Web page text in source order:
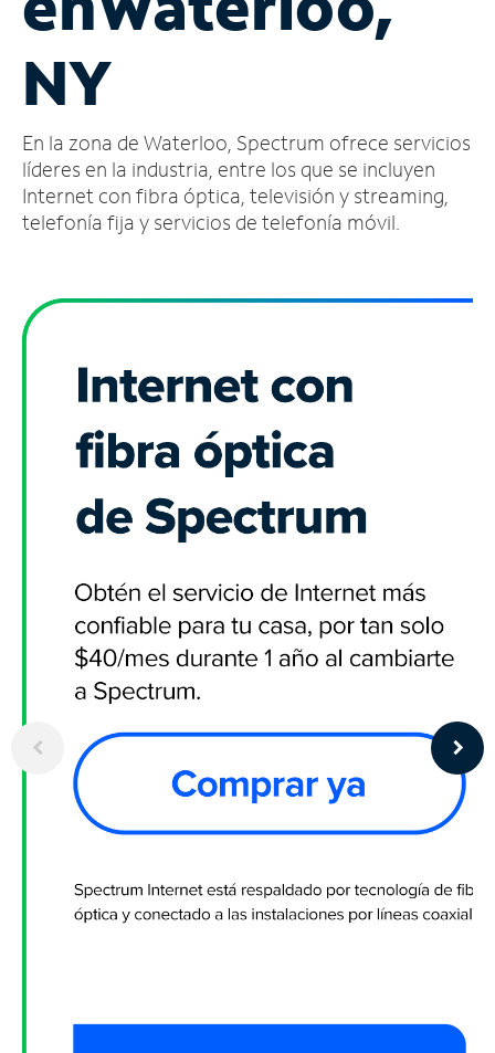
cuenta
Encuentra
tienda
NY
En la zona de Waterloo, Spectrum ofrece servicios
líderes en la industria, entre los que se incluyen
Internet con fibra óptica, televisión y streaming,
telefonía fija y servicios de telefonía móvil.